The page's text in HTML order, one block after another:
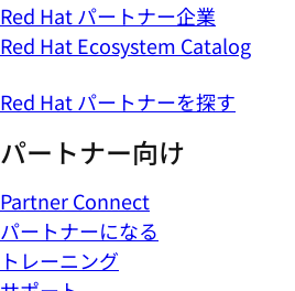
Red Hat パートナー企業
Red Hat Ecosystem Catalog
Red Hat パートナーを探す
パートナー向け
Partner Connect
パートナーになる
トレーニング